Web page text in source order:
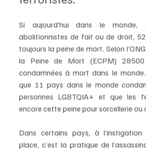
Si aujourd’hui dans le
abolitionnistes de fait ou de droit,
toujours la peine de mort. Selon
la Peine de Mort (ECPM) 28500
condamnées à mort dans le
que 11 pays dans le monde
personnes LGBTQIA+ et que les
encore cette peine pour sorcellerie ou
Dans certains pays, à
place, c’est la pratique de